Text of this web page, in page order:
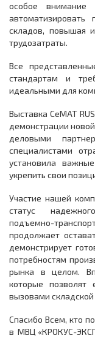
особое внимание
складов, повышая
трудозатраты.
Все
стандартам и
идеальными для
Выставка CeMAT
демонстрации
деловыми
специалистами
установила
укрепить свои
Участие нашей
статус
подъемно-
продолжает
демонстрирует
потребностям
рынка в целом.
которые позволят
вызовами складской
Спасибо Всем, кто
в МВЦ «КРОКУС-